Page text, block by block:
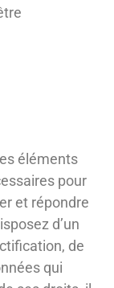
éléments
pour
et répondre
d’un
de
qui